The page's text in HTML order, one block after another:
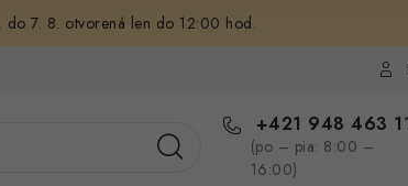
do 7. 8. otvorená len do 12:00 hod.
+421 948 463
(po – pia: 8:00 –
16:00)